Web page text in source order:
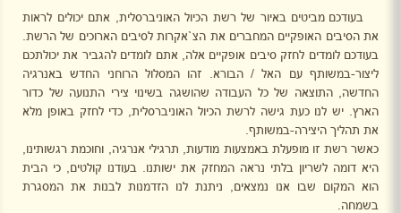
בעודכם מביטים באיור של רשת הכיול האוניברסלית, אתם יכולים לראות
את הסיבים האופקיים המחברים את הצ`אקרות לסיבים הארוכים של הרשת.
בעודכם לומדים לחזק סיבים אופקיים אלה, אתם לומדים להגביר את יכולתכם
ליצור-במשותף עם האל / הבורא. זהו המסלול הרוחני החדש באנרגיה
החדשה, התוצאה של כל העבודה שהושגה בשינוי צירי התנועה של כדור
הארץ. יש לנו כעת גישה לרשת הכיול האוניברסלית, כדי לחזק באופן מלא
את תהליך היצירה-במשותף.
כאשר רשת זו מופעלת באמצעות מודעות, תרגילי אנרגיה, וחוכמת רגשותינו,
היא דומה לשריון בלתי נראה המחזק את ישותנו. בעודנו קולטים, כי הבית
הוא המקום שבו אנו נמצאים, ניתנת לנו הזדמנות לבנות את המסגרת
בשמחה.